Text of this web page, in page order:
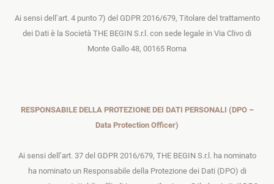
Ai sensi dell’art. 4 punto 7) del GDPR 2016/679, Titolare del trattamento
dei Dati è la Società THE BEGIN S.r.l. con sede legale in Via Clivo di
Monte Gallo 48, 00165 Roma
RESPONSABILE DELLA PROTEZIONE DEI DATI PERSONALI (DPO –
Data Protection Officer)
Ai sensi dell’art. 37 del GDPR 2016/679, THE BEGIN S.r.l. ha nominato
ha nominato un Responsabile della Protezione dei Dati (DPO) di